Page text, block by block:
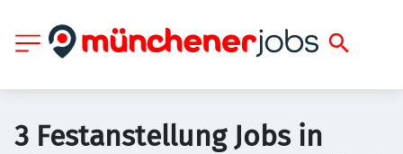
3 Festanstellung Jobs in